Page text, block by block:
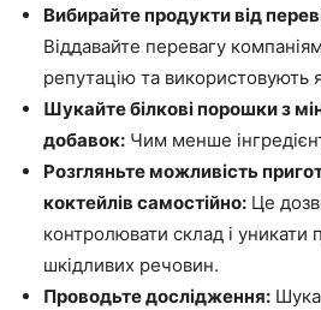
Вибирайте продукти від
Віддавайте перевагу
репутацію та використовують
Шукайте білкові порошки з
добавок: Чим менше
Розгляньте можливість
коктейлів самостійно: Це
контролювати склад і
шкідливих речовин.
Проводьте дослідження: